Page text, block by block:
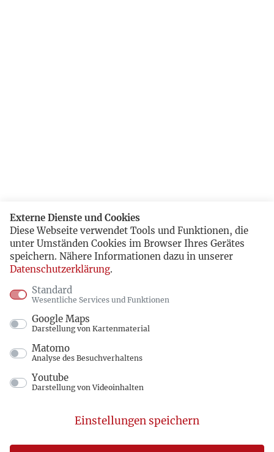
Externe Dienste und Cookies
Diese Webseite verwendet Tools und Funktionen, die
unter Umständen Cookies im Browser Ihres Gerätes
speichern. Nähere Informationen dazu in unserer
Datenschutzerklärung.
Standard
Wesentliche Services und Funktionen
Google Maps
Darstellung von Kartenmaterial
Matomo
Analyse des Besuchverhaltens
Youtube
Darstellung von Videoinhalten
Einstellungen speichern